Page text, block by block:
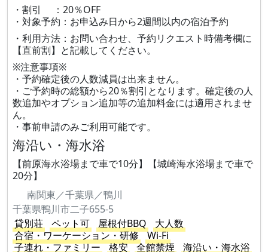
・割引 ：20％OFF
・対象予約：お申込み日から2週間以内の宿泊予約
・利用方法：お問い合わせ、予約リクエスト時備考欄に
【直前割】と記載してください。
※注意事項※
・予約確定後の人数減員は出来ません。
・ご予約時の総額から20％割引となります。確定後の人
数追加やオプション追加等の追加料金には適用されませ
ん。
・事前申請のみご利用可能です。
海沿い・海水浴
【前原海水浴場まで車で10分】【城崎海水浴場まで車で
20分】
南関東／千葉県／鴨川
千葉県鴨川市二子655-5
貸別荘
ペット可 屋根付BBQ
大人数
合宿・ワーケーション・研修
Wi-Fi
子連れ・ファミリー
格安 全館禁煙 海沿い・海水浴